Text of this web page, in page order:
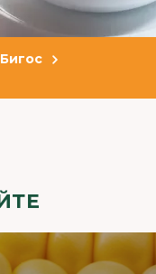
Бигос